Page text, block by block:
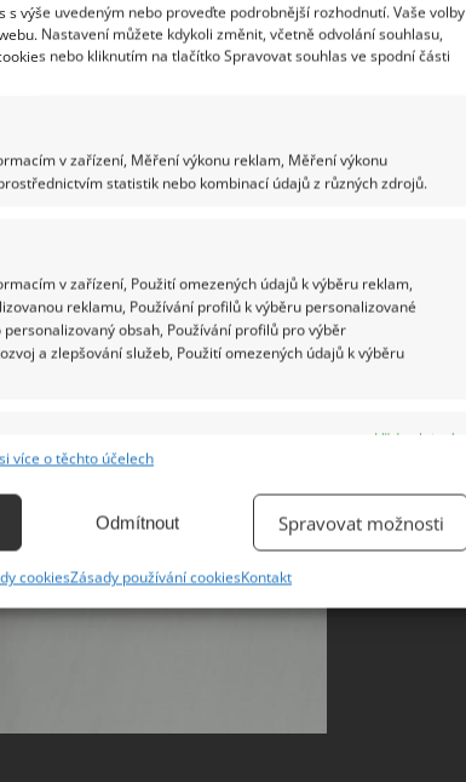
s výše uvedeným nebo proveďte podrobnější rozhodnutí. Vaše volby
Nastavení můžete kdykoli změnit, včetně odvolání souhlasu,
nebo kliknutím na tlačítko Spravovat souhlas ve spodní části
v zařízení, Měření výkonu reklam, Měření výkonu
statistik nebo kombinací údajů z různých zdrojů.
v zařízení, Použití omezených údajů k výběru reklam,
reklamu, Používání profilů k výběru personalizované
obsah, Používání profilů pro výběr
a zlepšování služeb, Použití omezených údajů k výběru
Vždy aktivní
automaticky přenášených informací.
informací.
více o těchto účelech
Odmítnout Spravovat možnosti
cookiesZásady používání cookiesKontakt
ruce využít řadu receptů,
jsou podle webu EleganzaPlus
a strouhaných mandlí. Většina
tyto zábaly účinné. Skvělá je
a vitamíny A a E, které
udržovat vlhkost.